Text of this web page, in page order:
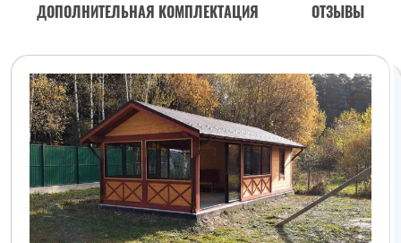
ДОПОЛНИТЕЛЬНАЯ КОМПЛЕКТАЦИЯ
ОТЗЫВЫ